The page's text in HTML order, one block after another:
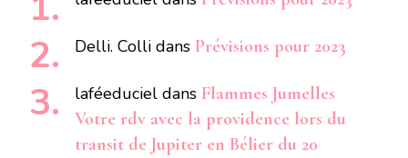
Delli. Colli dans Prévisions pour 2023
laféeduciel dans Flammes Jumelles
Votre rdv avec la providence lors du
transit de Jupiter en Bélier du 20